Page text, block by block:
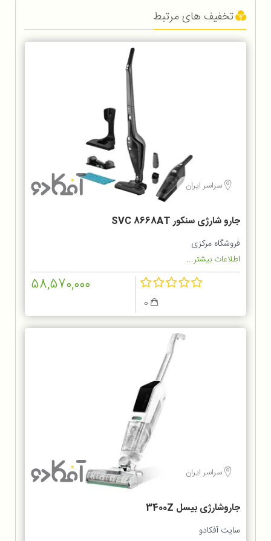
تخفیف های مرتبط
سراسر ایران
جارو شارژی سنکور SVC 8668AT
فروشگاه مرکزی
اطلاعات بیشتر...
58,570,000
سراسر ایران
جاروشارژی بیسل 3400Z
سایت آفکادو